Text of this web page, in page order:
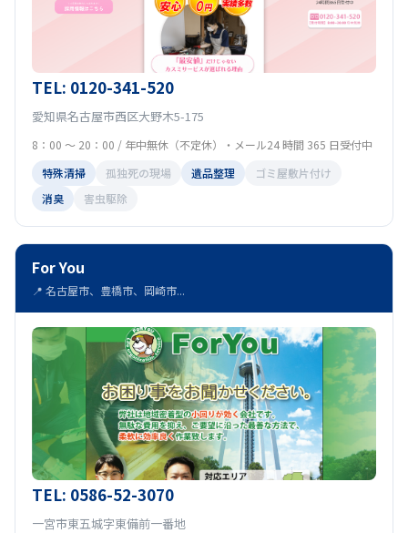
TEL: 0120-341-520
愛知県名古屋市西区大野木5-175
8：00 ～ 20：00 / 年中無休（不定休）・メール24 時間 365 日受付中
特殊清掃
孤独死の現場 遺品整理
ゴミ屋敷片付け
消臭
害虫駆除
For You
📍 名古屋市、豊橋市、岡崎市...
TEL: 0586-52-3070
一宮市東五城字東備前一番地